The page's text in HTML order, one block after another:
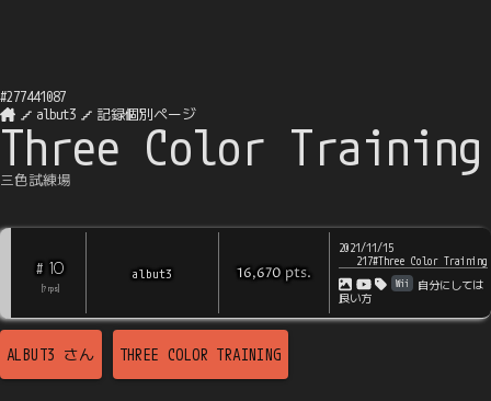
#277441087
albut3
記録個別ページ
Three Color Training
三色試練場
# 10
? rps]
albut3 16,670 pts.
2021/11/15
217#Three Color Training
Wii
自分にしては
良い方
ALBUT3 さん THREE COLOR TRAINING